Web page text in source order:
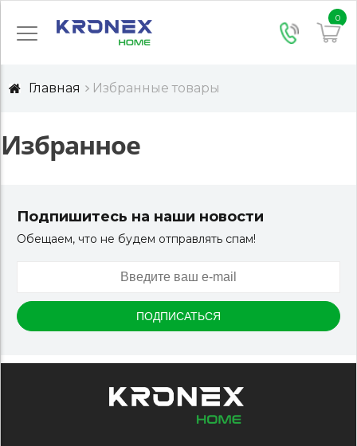
0
Главная Избранные товары
Избранное
Подпишитесь на наши новости
Обещаем, что не будем отправлять спам!